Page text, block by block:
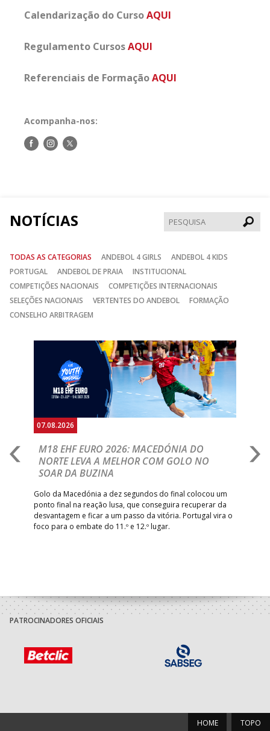
Calendarização do CursoAQUI
Regulamento CursosAQUI
Referenciais de FormaçãoAQUI
Acompanha-nos:
Siga-Siga-Siga-
NOTÍCIAS
TODAS AS CATEGORIAS ANDEBOL 4 GIRLS
ANDEBOL 4 KIDS
PORTUGAL
ANDEBOL DE PRAIA
INSTITUCIONAL
COMPETIÇÕES NACIONAIS
COMPETIÇÕES INTERNACIONAIS
SELEÇÕES NACIONAIS
VERTENTES DO ANDEBOL
FORMAÇÃO
CONSELHO ARBITRAGEM
07.08.2026
M18 EHF EURO 2026: MACEDÓNIA DO
NORTE LEVA A MELHOR COM GOLO NO
SOAR DA BUZINA
Golo da Macedónia a dez segundos do final colocou um
ponto final na reação lusa, que conseguira recuperar da
desvantagem e ficar a um passo da vitória. Portugal vira o
foco para o embate do 11.º e 12.º lugar.
PATROCINADORES OFICIAIS
TOPO
HOME